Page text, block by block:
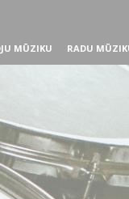
MŪZIKU RADU